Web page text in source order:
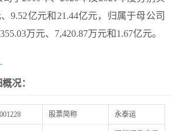
9.52亿元和21.44亿元，归属于母公司
万元、7,420.87万元和1.67亿元。
况：
001228 股票简称 永泰运